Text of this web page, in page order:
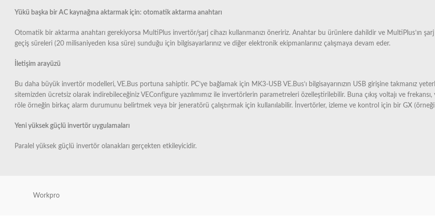
Yükü başka bir AC kaynağına aktarmak için: otomatik aktarma anahtarı
Otomatik bir aktarma anahtarı gerekiyorsa MultiPlus invertör/şarj cihazı kullanmanızı öneririz. Anahtar bu ürünlere dahildir ve MultiPlus’ın şarj
geçiş süreleri (20 milisaniyeden kısa süre) sunduğu için bilgisayarlarınız ve diğer elektronik ekipmanlarınız çalışmaya devam eder.
İletişim arayüzü
Bu daha büyük invertör modelleri, VE.Bus portuna sahiptir. PC’ye bağlamak için MK3-USB VE.Bus’ı bilgisayarınızın USB girişine takmanız
sitemizden ücretsiz olarak indirebileceğiniz VEConfigure yazılımımız ile invertörlerin parametreleri özelleştirilebilir. Buna çıkış voltajı ve
röle örneğin birkaç alarm durumunu belirtmek veya bir jeneratörü çalıştırmak için kullanılabilir. İnvertörler, izleme ve kontrol için bir GX
Yeni yüksek güçlü invertör uygulamaları
Paralel yüksek güçlü invertör olanakları gerçekten etkileyicidir.
Workpro